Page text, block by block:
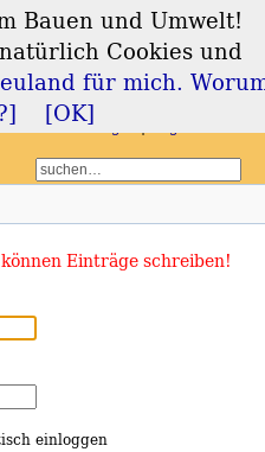
und
Einträge schreiben!
einloggen
Bauen und Umwelt!
Cookies und
für mich.
[OK]